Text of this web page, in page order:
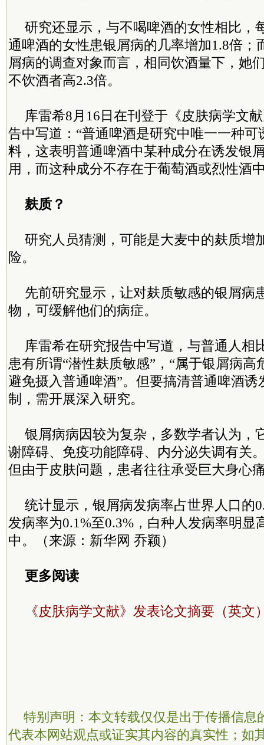
研究还显示，与不喝啤酒的女性相比，
通啤酒的女性患银屑病的几率增加1.8倍；
屑病的调查对象而言，相同饮酒量下，她
不饮酒者高2.3倍。
库雷希8月16日在刊登于《皮肤病学文
告中写道：“普通啤酒是研究中唯一一种
料，这表明普通啤酒中某种成分在诱发银
用，而这种成分不存在于葡萄酒或烈性酒
麸质？
研究人员猜测，可能是大麦中的麸质增
险。
先前研究显示，让对麸质敏感的银屑病
物，可缓解他们的病症。
库雷希在研究报告中写道，与普通人相
患有所谓“潜性麸质敏感”，“属于银屑病高
避免摄入普通啤酒”。但要搞清普通啤酒诱
制，需开展深入研究。
银屑病病因较为复杂，多数学者认为，
谢障碍、免疫功能障碍、内分泌失调有关
但由于皮肤问题，患者往往承受巨大身心
统计显示，银屑病发病率占世界人口的
发病率为0.1%至0.3%，白种人发病率明显
中。（来源：新华网 乔颖）
更多阅读
《皮肤病学文献》发表论文摘要（英文
特别声明：本文转载仅仅是出于传播信息
代表本网站观点或证实其内容的真实性；如